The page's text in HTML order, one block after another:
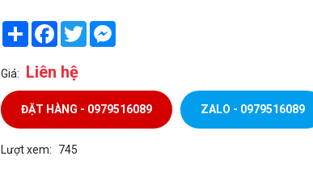
ShareFacebook
TwitterMessenger
Giá: Liên hệ
ĐẶT HÀNG - 0979516089 ZALO - 0979516089
Lượt xem: 745